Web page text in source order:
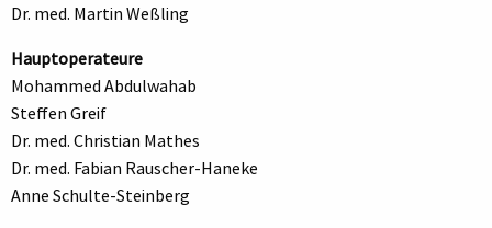
Dr. med. Martin Weßling
Hauptoperateure
Mohammed Abdulwahab
Steffen Greif
Dr. med. Christian Mathes
Dr. med. Fabian Rauscher-Haneke
Anne Schulte-Steinberg